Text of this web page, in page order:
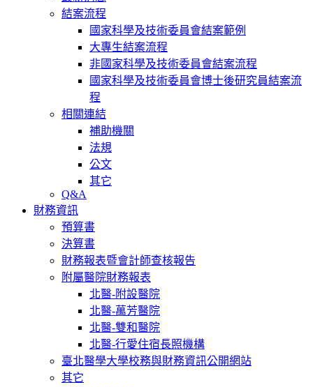
結案流程
國家科學及技術委員會結案範例
大專生結案流程
非國家科學及技術委員會結案流程
國家科學及技術委員會博士後研究員結案流
程
相關連結
補助機關
法規
公文
其它
Q&A
財務資訊
預算書
決算書
財務報表暨會計師查核報告
附屬醫院財務報表
北醫-附設醫院
北醫-萬芳醫院
北醫-雙和醫院
北醫-行愛住宿長照機構
臺北醫學大學校務與財務資訊公開網站
其它